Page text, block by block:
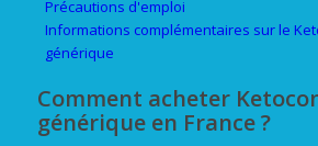
Précautions d'emploi
Informations complémentaires sur le
générique
Comment acheter
générique en France ?